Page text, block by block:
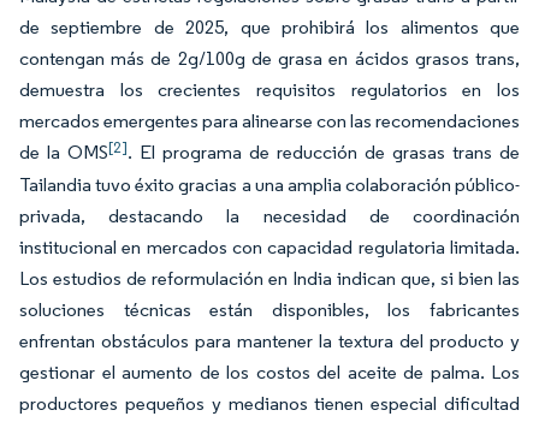
de septiembre de 2025, que prohibirá los alimentos que
contengan más de 2g/100g de grasa en ácidos grasos trans,
demuestra los crecientes requisitos regulatorios en los
mercados emergentes para alinearse con las recomendaciones
de la OMS[2]. El programa de reducción de grasas trans de
Tailandia tuvo éxito gracias a una amplia colaboración público-
privada, destacando la necesidad de coordinación
institucional en mercados con capacidad regulatoria limitada.
Los estudios de reformulación en India indican que, si bien las
soluciones técnicas están disponibles, los fabricantes
enfrentan obstáculos para mantener la textura del producto y
gestionar el aumento de los costos del aceite de palma. Los
productores pequeños y medianos tienen especial dificultad